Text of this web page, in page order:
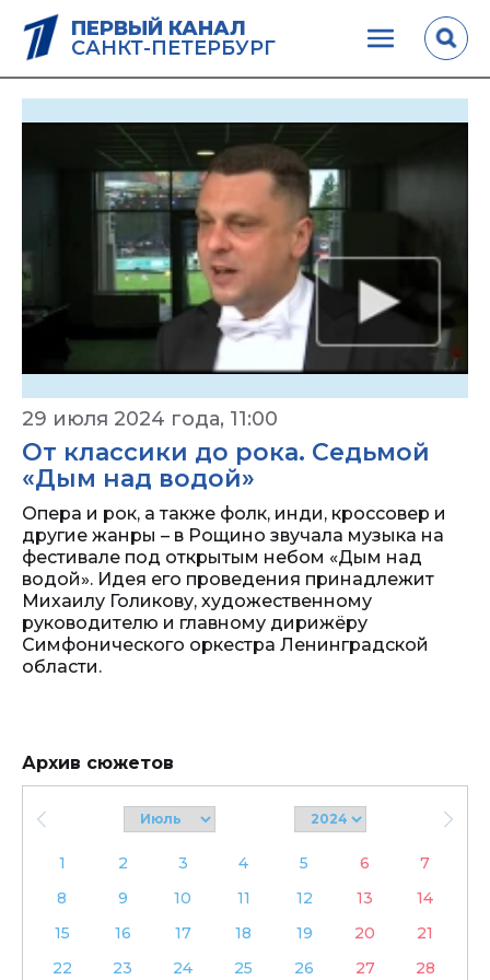
ПЕРВЫЙ КАНАЛ
САНКТ-ПЕТЕРБУРГ
29 июля 2024 года, 11:00
От классики до рока. Седьмой
«Дым над водой»
Опера и рок, а также фолк, инди, кроссовер и
другие жанры – в Рощино звучала музыка на
фестивале под открытым небом «Дым над
водой». Идея его проведения принадлежит
Михаилу Голикову, художественному
руководителю и главному дирижёру
Симфонического оркестра Ленинградской
области.
Архив сюжетов
1 2 3 4 5 6
7
8
9 10 11 12 13
14
15
16 17 18 19 20
21
22
23 24 25 26 27 28